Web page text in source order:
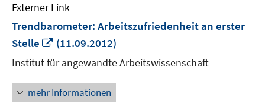
Externer Link
Trendbarometer: Arbeitszufriedenheit an erster
Stelle
In
Fenster
öffnen
(11.09.2012)
Institut für angewandte Arbeitswissenschaft
mehr Informationen